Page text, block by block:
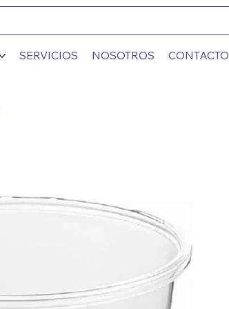
SERVICIOS NOSOTROS CONTACTO